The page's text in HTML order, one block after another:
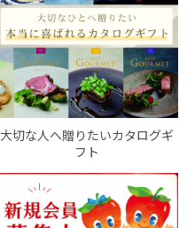
大切な人へ贈りたいカタログギ
フト